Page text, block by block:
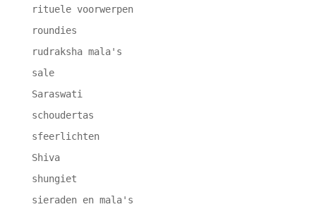
rituele voorwerpen
roundies
rudraksha mala's
sale
Saraswati
schoudertas
sfeerlichten
Shiva
shungiet
sieraden en mala's